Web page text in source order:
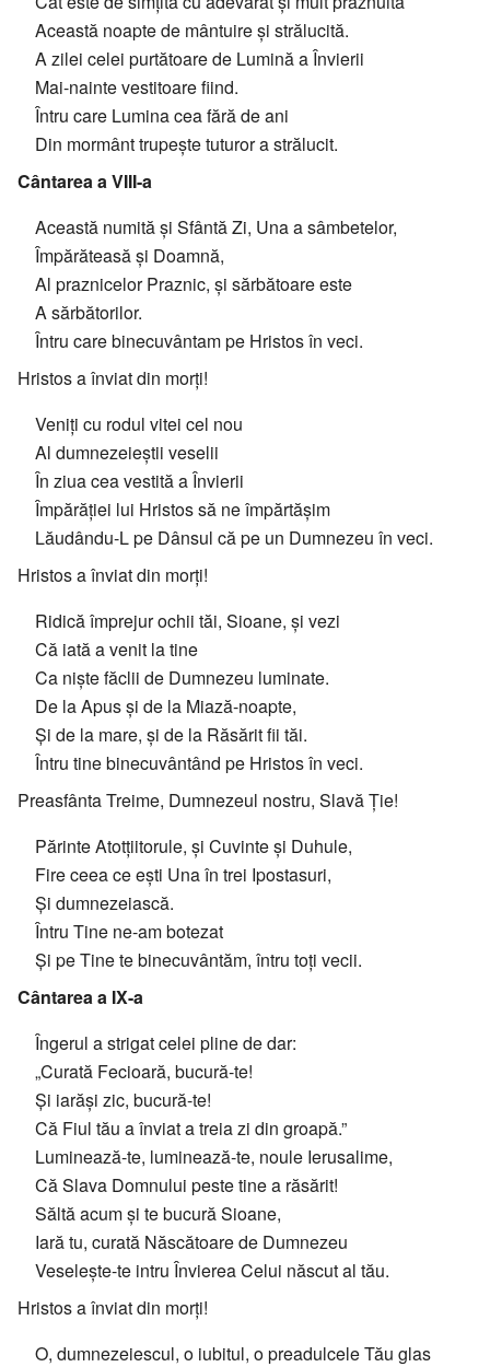
Această noapte de mântuire și strălucită.
A zilei celei purtătoare de Lumină a Învierii
Mai-nainte vestitoare fiind.
Întru care Lumina cea fără de ani
Din mormânt trupește tuturor a strălucit.
Cântarea a VIII-a
Această numită și Sfântă Zi, Una a sâmbetelor,
Împărăteasă și Doamnă,
Al praznicelor Praznic, și sărbătoare este
A sărbătorilor.
Întru care binecuvântam pe Hristos în veci.
Hristos a înviat din morți!
Veniți cu rodul vitei cel nou
Al dumnezeieștii veselii
În ziua cea vestită a Învierii
Împărăției lui Hristos să ne împărtășim
Lăudându-L pe Dânsul că pe un Dumnezeu în veci.
Hristos a înviat din morți!
Ridică împrejur ochii tăi, Sioane, și vezi
Că iată a venit la tine
Ca niște făclii de Dumnezeu luminate.
De la Apus și de la Miază-noapte,
Și de la mare, și de la Răsărit fii tăi.
Întru tine binecuvântând pe Hristos în veci.
Preasfânta Treime, Dumnezeul nostru, Slavă Ție!
Părinte Atotțiitorule, și Cuvinte și Duhule,
Fire ceea ce ești Una în trei Ipostasuri,
Și dumnezeiască.
Întru Tine ne-am botezat
Și pe Tine te binecuvântăm, întru toți vecii.
Cântarea a IX-a
Îngerul a strigat celei pline de dar:
„Curată Fecioară, bucură-te!
Și iarăși zic, bucură-te!
Că Fiul tău a înviat a treia zi din groapă.”
Luminează-te, luminează-te, noule Ierusalime,
Că Slava Domnului peste tine a răsărit!
Săltă acum și te bucură Sioane,
Iară tu, curată Născătoare de Dumnezeu
Veselește-te intru Învierea Celui născut al tău.
Hristos a înviat din morți!
O, dumnezeiescul, o iubitul, o preadulcele Tău glas